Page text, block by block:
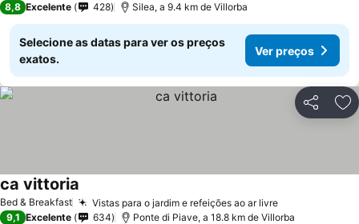
8,8 Excelente 428 Silea, a 9.4 km de Villorba
Selecione as datas para ver os preços
exatos.
Ver preços
Partilhar
Bed & Breakfast Vistas para o jardim e refeições ao ar livreVer preços
ca vittoria
9,1 Excelente 634 Ponte di Piave, a 18.8 km de Villorba